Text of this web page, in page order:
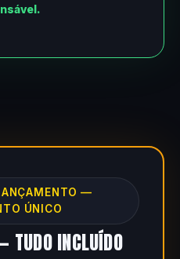
—
ÚNICO
TUDO INCLUÍDO